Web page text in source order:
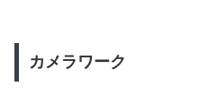
カメラワーク